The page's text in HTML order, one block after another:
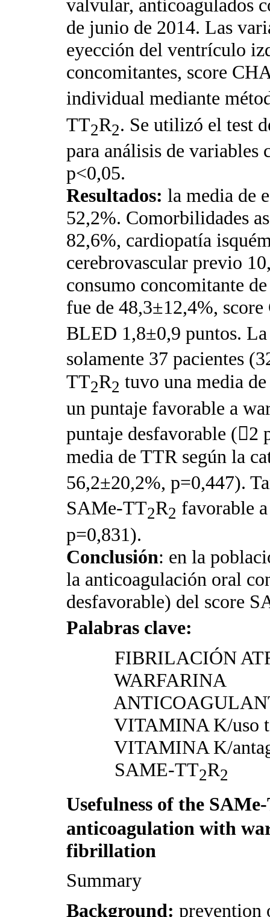
valvular, anticoagulados
de junio de 2014. Las
eyección del ventrículo
concomitantes, score
individual mediante
TT2R2. Se utilizó el test
para análisis de
p<0,05.
Resultados: la media de
52,2%. Comorbilidades
82,6%, cardiopatía
cerebrovascular previo
consumo concomitante
fue de 48,3±12,4%,
BLED 1,8±0,9 puntos.
solamente 37 pacientes
TT2R2 tuvo una media
un puntaje favorable a
puntaje desfavorable (2
media de TTR según la
56,2±20,2%, p=0,447).
SAMe-TT2R2 favorable
p=0,831).
Conclusión: en la
la anticoagulación oral
desfavorable) del score
Palabras clave:
FIBRILACIÓN
WARFARINA
VITAMINA K/uso
VITAMINA K/
SAME-TT2R2
Usefulness of the
anticoagulation with
fibrillation
Summary
Background: prevention